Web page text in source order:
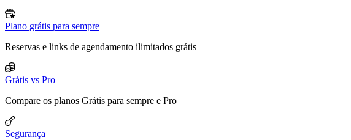
Plano grátis para sempre
Reservas e links de agendamento ilimitados grátis
Grátis vs Pro
Compare os planos Grátis para sempre e Pro
Segurança